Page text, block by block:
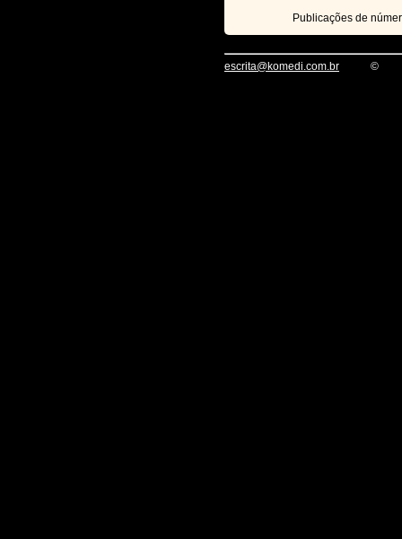
Publicações de
escrita@komedi.com.br ©